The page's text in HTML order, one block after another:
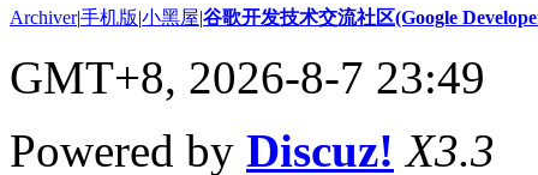
Archiver|手机版|小黑屋|谷歌开发技术交流社区(Google
GMT+8, 2026-8-7 23:49
Powered by Discuz! X3.3